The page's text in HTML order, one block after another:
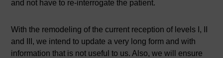
and not have to re-interrogate the patient.
With the remodeling of the current reception of levels I, II
and III, we intend to update a very long form and with
information that is not useful to us. Also, we will ensure